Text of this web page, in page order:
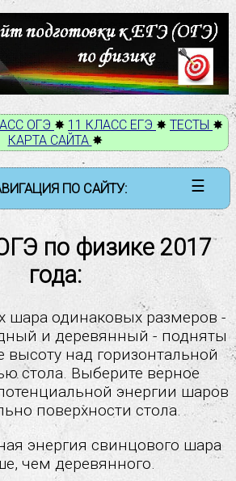
ОГЭ ✸ 11 КЛАСС ЕГЭ ✸ ТЕСТЫ ✸
КАРТА САЙТА ✸
☰
ПО САЙТУ:
9 класс ОГЭ
явления
Тепловые явления
явления
11 класс ЕГЭ
Кинематика
Динамика
Статика
сохранения в механике
колебания и волны
физика
по физике 2017
года:
шара одинаковых размеров -
и деревянный - подняты
высоту над горизонтальной
стола. Выберите верное
энергии шаров
поверхности стола.
энергия свинцового шара
чем деревянного.